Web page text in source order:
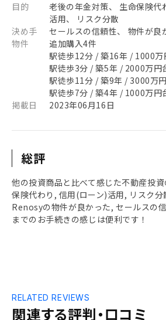
目的
老後の年金対策、 生命保険代
活用、 リスク分散
決め手
セールスの信頼性、 物件が良
物件
追加購入4件
駅徒歩12分 / 築16年 / 1000万
駅徒歩3分 / 築5年 / 2000万円
駅徒歩11分 / 築9年 / 3000万
駅徒歩7分 / 築4年 / 1000万円
掲載日
2023年06月16日
総評
他の投資商品と比べて感じた不動産投
保険代わり, 信用(ローン)活用, リスク
Renosyの物件が良かった, セールスの
までのお手続きの感じは便利です！
関連する評判・口コミ
RELATED REVIEWS